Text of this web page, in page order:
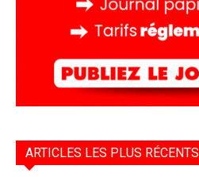
ARTICLES LES PLUS RÉCENTS